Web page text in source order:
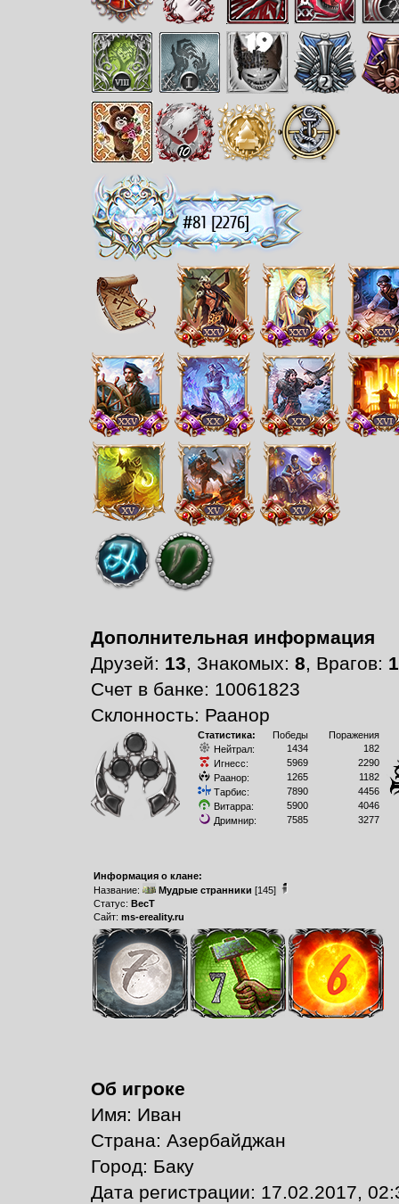
#81 [2276]
Дополнительная информация
Друзей: 13, Знакомых: 8, Врагов:
Счет в банке: 10061823
Склонность: Раанор
Статистика: Победы
Поражения
Нейтрал:
1434
182
Игнесс:
5969
2290
Раанор:
1265
1182
Тарбис:
7890
4456
Витарра:
5900
4046
Дримнир:
7585 3277
Информация о клане:
Название:
Мудрые странники [145]
Статус: ВесТ
Сайт: ms-ereality.ru
Об игроке
Имя: Иван
Страна: Азербайджан
Город: Баку
Дата регистрации: 17.02.2017,